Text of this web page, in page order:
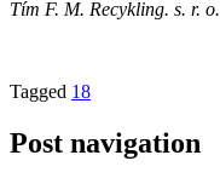
Tím F. M. Recykling. s. r. o.
Tagged 18
Post navigation